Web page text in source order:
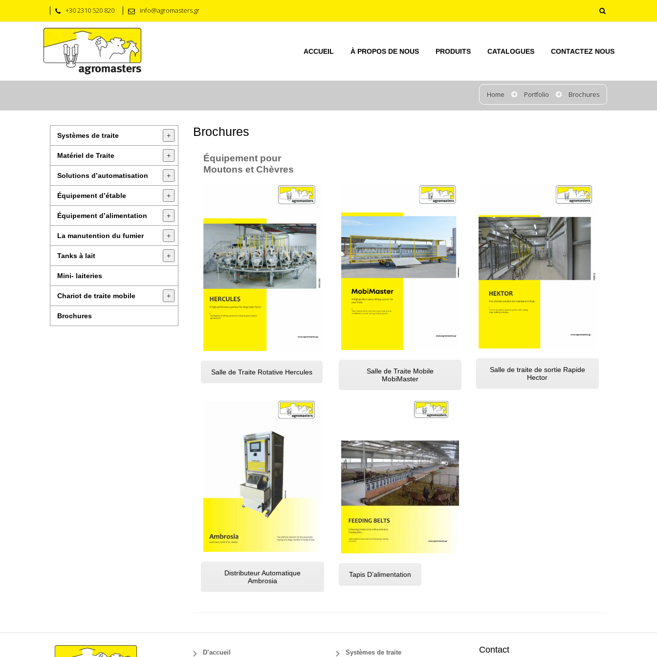
+30 2310 520 820 info@agromasters.gr
ACCUEIL À PROPOS DE NOUS PRODUITS CATALOGUES CONTACTEZ NOUS
Home Portfolio Brochures
Systèmes de traite +
Matériel de Traite +
Solutions d’automatisation +
Équipement d’étable +
Équipement d’alimentation +
La manutention du fumier +
Tanks à lait +
Mini- laiteries
Chariot de traite mobile +
Brochures
Brochures
Équipement pour
Moutons et Chèvres
Salle de Traite Rotative Hercules
Salle de Traite Mobile
MobiMaster
Salle de traite de sortie Rapide
Hector
Distributeur Automatique
Ambrosia
Tapis D’alimentation
D’accueil Systèmes de traite Contact